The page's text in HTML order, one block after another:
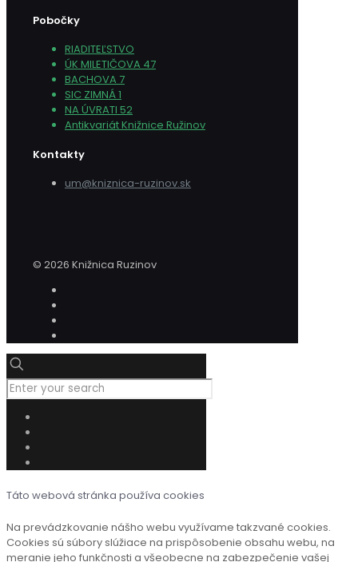
Pobočky
RIADITEĽSTVO
ÚK MILETIČOVA 47
BACHOVA 7
SIC ZIMNÁ 1
NA ÚVRATI 52
Antikvariát Knižnice Ružinov
Kontakty
um@kniznica-ruzinov.sk
© 2026 Knižnica Ruzinov
Táto webová stránka používa cookies
Na prevádzkovanie nášho webu využívame takzvané cookies.
Cookies sú súbory slúžiace na prispôsobenie obsahu webu, na
meranie jeho funkčnosti a všeobecne na zabezpečenie vašej